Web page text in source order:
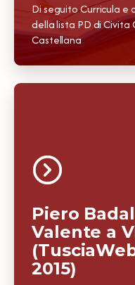
Di seguito Curricula
della lista PD di Civita
Castellana
Piero
Valente a
2015)